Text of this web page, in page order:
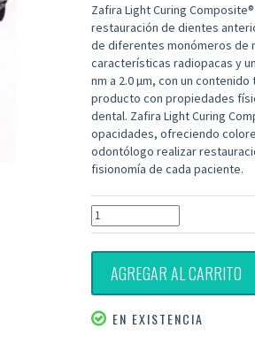
Zafira Light Curing
restauración de dientes
de diferentes monómeros de
características radiopacas y
nm a 2.0 µm, con un
producto con propiedades
dental. Zafira Light Curing
opacidades, ofreciendo
odontólogo realizar
fisionomía de cada paciente.
AGREGAR AL CARRITO
EN EXISTENCIA